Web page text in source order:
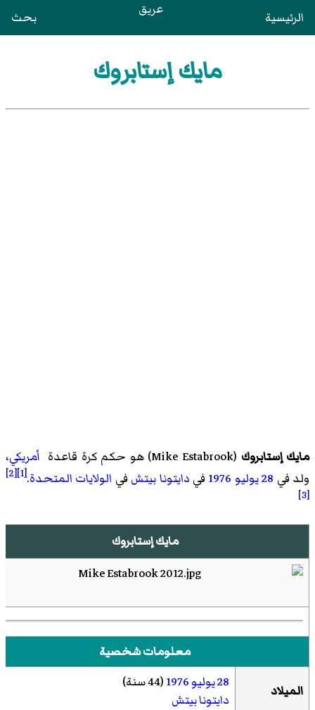
الرئيسية عريق بحث
مايك إستابروك
مايك إستابروك (
Mike Estabrook)‏ هو حكم كرة قاعدة أمريكي،
ولد في 28 يوليو 1976في دايتونا بيتشفي الولايات المتحدة.
[1]
[2]
[3]
مايك إستابروك
معلومات شخصية
الميلاد 28 يوليو 1976(44 سنة)
دايتونا بيتش